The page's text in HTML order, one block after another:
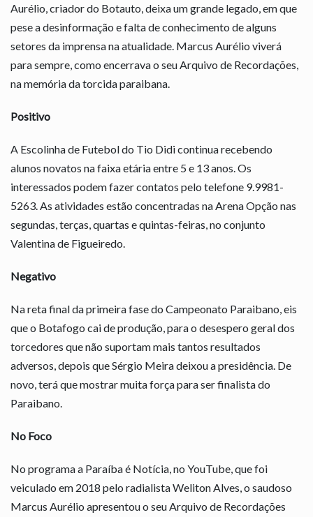
Aurélio, criador do Botauto, deixa um grande legado, em que
pese a desinformação e falta de conhecimento de alguns
setores da imprensa na atualidade. Marcus Aurélio viverá
para sempre, como encerrava o seu Arquivo de Recordações,
na memória da torcida paraibana.
Positivo
A Escolinha de Futebol do Tio Didi continua recebendo
alunos novatos na faixa etária entre 5 e 13 anos. Os
interessados podem fazer contatos pelo telefone 9.9981-
5263. As atividades estão concentradas na Arena Opção nas
segundas, terças, quartas e quintas-feiras, no conjunto
Valentina de Figueiredo.
Negativo
Na reta final da primeira fase do Campeonato Paraibano, eis
que o Botafogo cai de produção, para o desespero geral dos
torcedores que não suportam mais tantos resultados
adversos, depois que Sérgio Meira deixou a presidência. De
novo, terá que mostrar muita força para ser finalista do
Paraibano.
No Foco
No programa a Paraíba é Notícia, no YouTube, que foi
veiculado em 2018 pelo radialista Weliton Alves, o saudoso
Marcus Aurélio apresentou o seu Arquivo de Recordações